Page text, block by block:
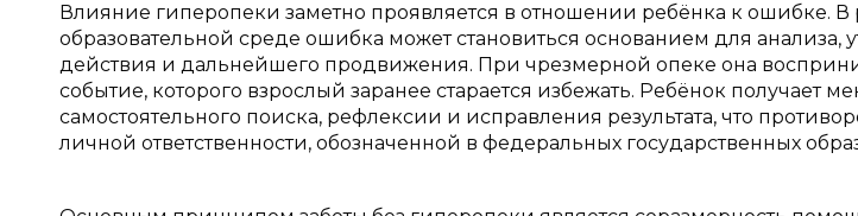
Влияние гиперопеки заметно проявляется в отношении ребёнка к ошибке.
образовательной среде ошибка может становиться основанием для анализа,
действия и дальнейшего продвижения. При чрезмерной опеке она
событие, которого взрослый заранее старается избежать. Ребёнок получает
самостоятельного поиска, рефлексии и исправления результата, что
личной ответственности, обозначенной в федеральных государственных